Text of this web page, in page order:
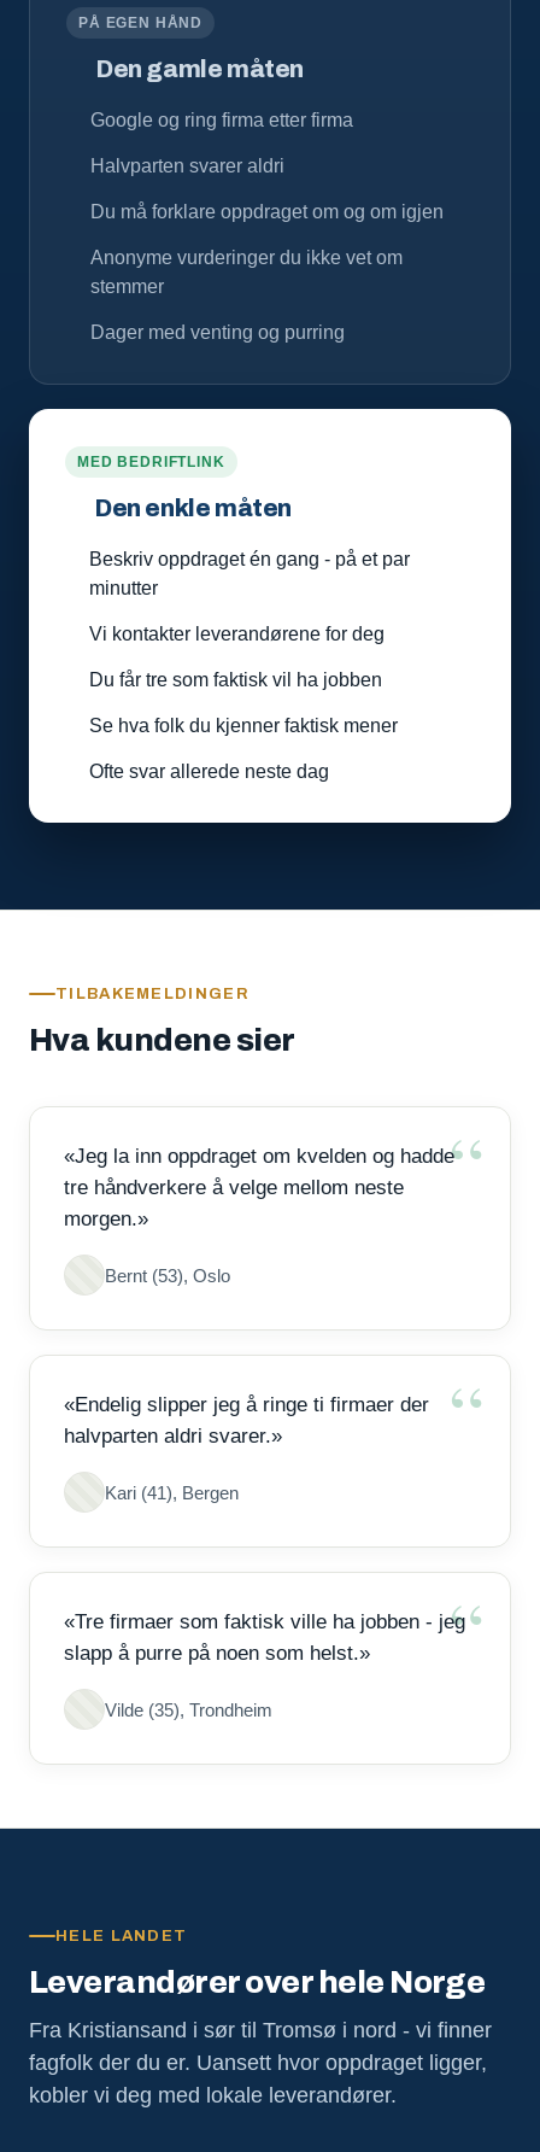
PÅ EGEN HÅND
Den gamle måten
Google og ring firma etter firma
Halvparten svarer aldri
Du må forklare oppdraget om og om igjen
Anonyme vurderinger du ikke vet om
stemmer
Dager med venting og purring
MED BEDRIFTLINK
Den enkle måten
Beskriv oppdraget én gang - på et par
minutter
Vi kontakter leverandørene for deg
Du får tre som faktisk vil ha jobben
Se hva folk du kjenner faktisk mener
Ofte svar allerede neste dag
TILBAKEMELDINGER
Hva kundene sier
«Jeg la inn oppdraget om kvelden og hadde
tre håndverkere å velge mellom neste
morgen.»
Bernt (53), Oslo
«Endelig slipper jeg å ringe ti firmaer der
halvparten aldri svarer.»
Kari (41), Bergen
«Tre firmaer som faktisk ville ha jobben - jeg
slapp å purre på noen som helst.»
Vilde (35), Trondheim
HELE LANDET
Leverandører over hele Norge
Fra Kristiansand i sør til Tromsø i nord - vi finner
fagfolk der du er. Uansett hvor oppdraget ligger,
kobler vi deg med lokale leverandører.